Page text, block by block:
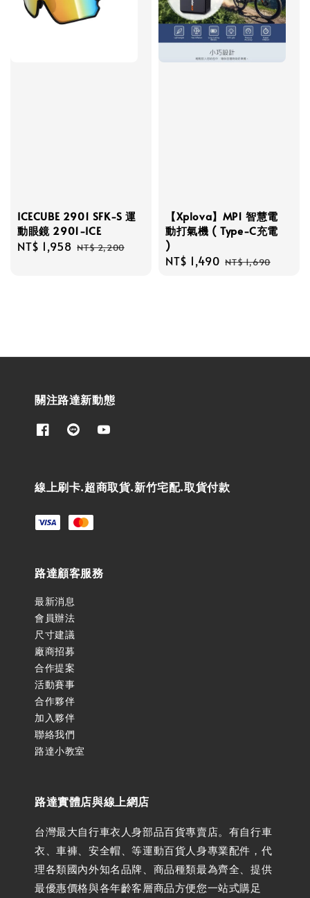
ICECUBE 2901 SFK-S 運
動眼鏡 2901-ICE
Sale
NT$ 1,958 Regular
NT$ 2,200
【Xplova】MP1 智慧電
動打氣機 ( Type-C充電
)
Sale
NT$ 1,490 Regular
NT$ 1,690
關注路達新動態
線上刷卡.超商取貨.新竹宅配.取貨付款
路達顧客服務
最新消息
會員辦法
尺寸建議
廠商招募
合作提案
活動賽事
合作夥伴
加入夥伴
聯絡我們
路達小教室
路達實體店與線上網店
台灣最大自行車衣人身部品百貨專賣店。有自行車
衣、車褲、安全帽、等運動百貨人身專業配件，代
理各類國內外知名品牌、商品種類最為齊全、提供
最優惠價格與各年齡客層商品方便您一站式購足